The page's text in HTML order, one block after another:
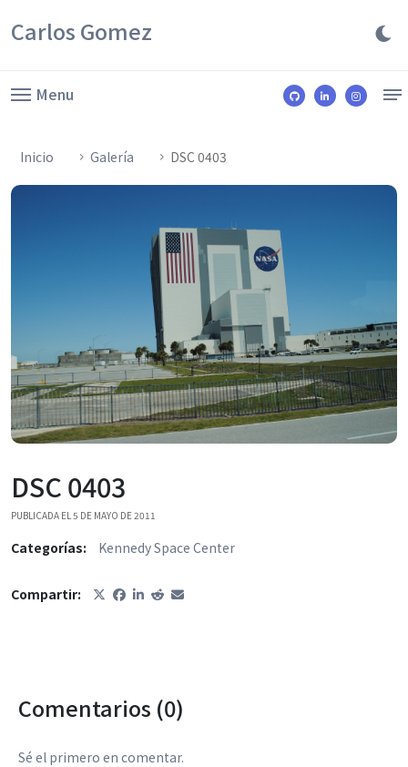
Carlos Gomez
Menu
Inicio Galería DSC 0403
DSC 0403
PUBLICADA EL 5 DE MAYO DE 2011
Categorías: Kennedy Space Center
Compartir:
Comentarios (0)
Sé el primero en comentar.